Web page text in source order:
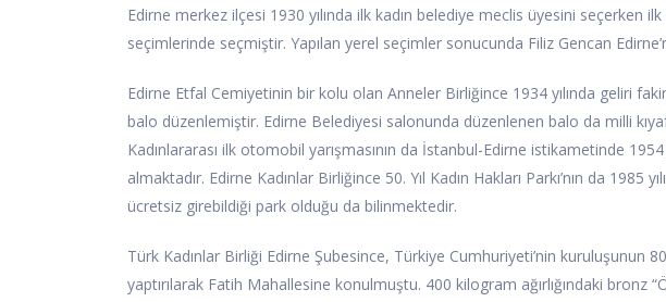
Edirne merkez ilçesi 1930 yılında ilk kadın belediye meclis üyesini seçerken ilk
seçimlerinde seçmiştir. Yapılan yerel seçimler sonucunda Filiz Gencan
Edirne Etfal Cemiyetinin bir kolu olan Anneler Birliğince 1934 yılında geliri
balo düzenlemiştir. Edirne Belediyesi salonunda düzenlenen balo da milli
Kadınlararası ilk otomobil yarışmasının da İstanbul-Edirne istikametinde
almaktadır. Edirne Kadınlar Birliğince 50. Yıl Kadın Hakları Parkı’nın da 1985
ücretsiz girebildiği park olduğu da bilinmektedir.
Türk Kadınlar Birliği Edirne Şubesince, Türkiye Cumhuriyeti’nin kuruluşunun
yaptırılarak Fatih Mahallesine konulmuştu. 400 kilogram ağırlığındaki bronz